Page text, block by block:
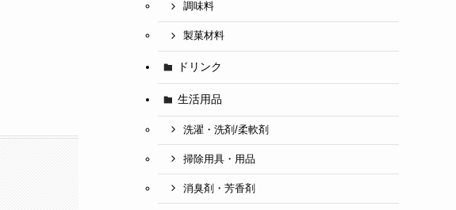
調味料
製菓材料
ドリンク
生活用品
洗濯・洗剤/柔軟剤
掃除用具・用品
消臭剤・芳香剤